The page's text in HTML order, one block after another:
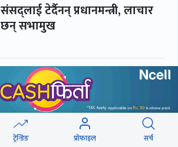
संसद्लाई टेर्दैनन् प्रधानमन्त्री, लाचार
छन् सभामुख
‘अस्थायी प्रकृतिको अध्यादेशले ऐनको
व्यवस्था विस्थापित गर्न सक्दैन’
सरकार-प्रसाईं लुकामारी : छिनमै
ट्रेन्डिङ प्रोफाइल सर्च